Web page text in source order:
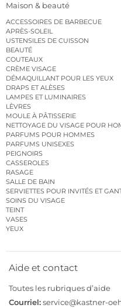
Maison & beauté
ACCESSOIRES DE BARBECUE
APRÈS-SOLEIL
USTENSILES DE CUISSON
BEAUTÉ
COUTEAUX
CRÈME VISAGE
DÉMAQUILLANT POUR LES YEUX
DRAPS ET ALÈSES
LAMPES ET LUMINAIRES
LÈVRES
MOULE À PÂTISSERIE
NETTOYAGE DU VISAGE POUR
PARFUMS POUR HOMMES
PARFUMS UNISEXES
PEIGNOIRS
CASSEROLES
RASAGE
SALLE DE BAIN
SERVIETTES POUR INVITÉS ET
SOINS DU VISAGE
TEINT
VASES
YEUX
Aide et contact
Toutes les rubriques d’aide
Courriel:service@kastner-